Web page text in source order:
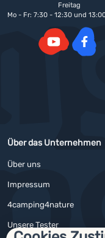
Über das Unternehmen
Über uns
Impressum
4camping4nature
Unsere Tester
Freitag
Mo - Fr: 7:30 - 12:30 und